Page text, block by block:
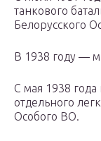
танкового
Белорусского
В 1938 году —
С мая 1938
отдельного
Особого ВО.